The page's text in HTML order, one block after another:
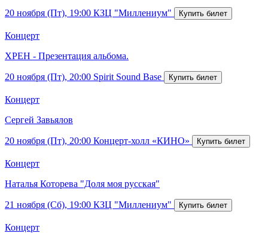
20 ноября (Пт), 19:00 КЗЦ "Миллениум"
Концерт
ХРЕН - Презентация альбома.
20 ноября (Пт), 20:00 Spirit Sound Base
Концерт
Сергей Завьялов
20 ноября (Пт), 20:00 Концерт-холл «КИНО»
Концерт
Наталья Которева "Доля моя русская"
21 ноября (Сб), 19:00 КЗЦ "Миллениум"
Концерт